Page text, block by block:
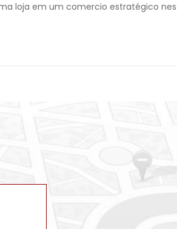
loja em um comercio estratégico